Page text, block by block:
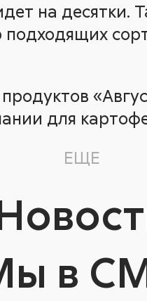
на
для
ЕЩЕ
в